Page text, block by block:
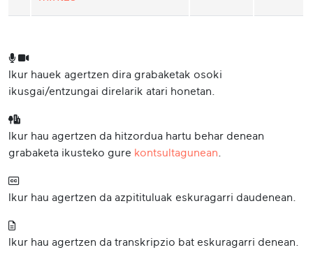
Ikur hauek agertzen dira grabaketak osoki
ikusgai/entzungai direlarik atari honetan.
Ikur hau agertzen da hitzordua hartu behar denean
grabaketa ikusteko gure kontsultagunean
Ikur hau agertzen da azpitituluak eskuragarri daudenean.
Ikur hau agertzen da transkripzio bat eskuragarri denean.